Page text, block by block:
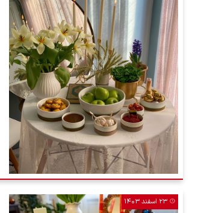
۲۳ اسفند ۱۴۰۳